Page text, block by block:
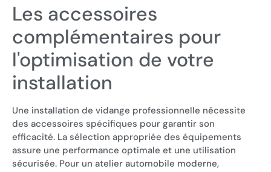
Les accessoires
complémentaires pour
l'optimisation de votre
installation
Une installation de vidange professionnelle nécessite
des accessoires spécifiques pour garantir son
efficacité. La sélection appropriée des équipements
assure une performance optimale et une utilisation
sécurisée. Pour un atelier automobile moderne,